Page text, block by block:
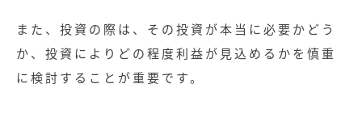
記事
また、投資の際は、その投資が本当に必要かどう
か、投資によりどの程度利益が見込めるかを慎重
に検討することが重要です。